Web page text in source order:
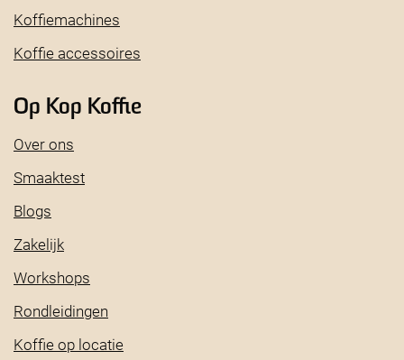
Koffiemachines
Koffie accessoires
Op Kop Koffie
Over ons
Smaaktest
Blogs
Zakelijk
Workshops
Rondleidingen
Koffie op locatie